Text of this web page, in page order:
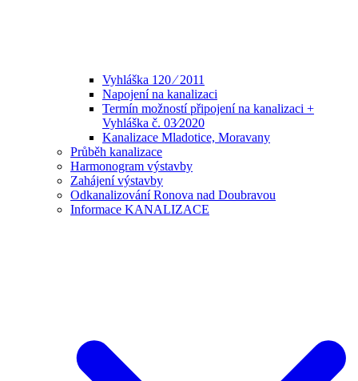
Vyhláška 120 ⁄ 2011
Napojení na kanalizaci
Termín možností připojení na kanalizaci +
Vyhláška č. 03⁄2020
Kanalizace Mladotice, Moravany
Průběh kanalizace
Harmonogram výstavby
Zahájení výstavby
Odkanalizování Ronova nad Doubravou
Informace KANALIZACE